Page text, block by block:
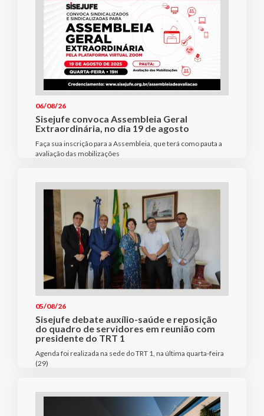
06/08/26
Sisejufe convoca Assembleia Geral
Extraordinária, no dia 19 de agosto
Faça sua inscrição para a Assembleia, que terá como pauta a
avaliação das mobilizações
05/08/26
Sisejufe debate auxílio-saúde e reposição
do quadro de servidores em reunião com
presidente do TRT 1
Agenda foi realizada na sede do TRT 1, na última quarta-feira
(29)